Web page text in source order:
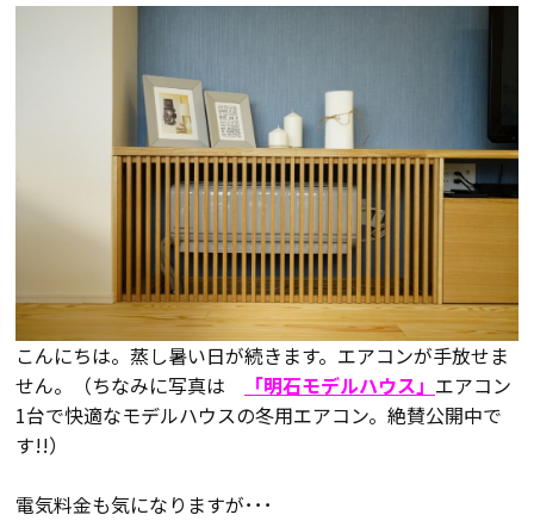
おすすめ分譲地
手間ひまかけた家づくり
KATSUMIの標準仕様 和暮-なごみ-
素材とデザイン
こんにちは。蒸し暑い日が続きます。エアコンが手放せま
せん。（ちなみに写真は
「明石モデルハウス」 エアコン
1台で快適なモデルハウスの冬用エアコン。絶賛公開中で
す!!）
電気料金も気になりますが･･･